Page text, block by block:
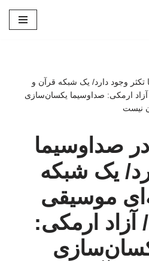
وجود دارد/ یک شبکه‌ قرآن و
ارمکی: صداوسیما یکسان‌سازی
نیست
صداوسیما
یک شبکه‌
موسیقی
ارمکی: